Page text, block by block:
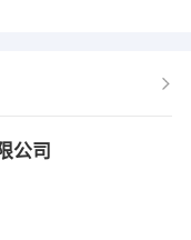
公司